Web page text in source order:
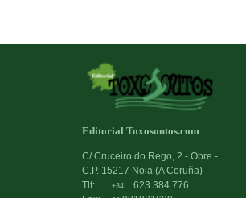
Editorial Toxosoutos.com
C/ Cruceiro do Rego, 2 - Obre -
C.P. 15217 Noia (A Coruña)
Tlf:
+34
623 384 776